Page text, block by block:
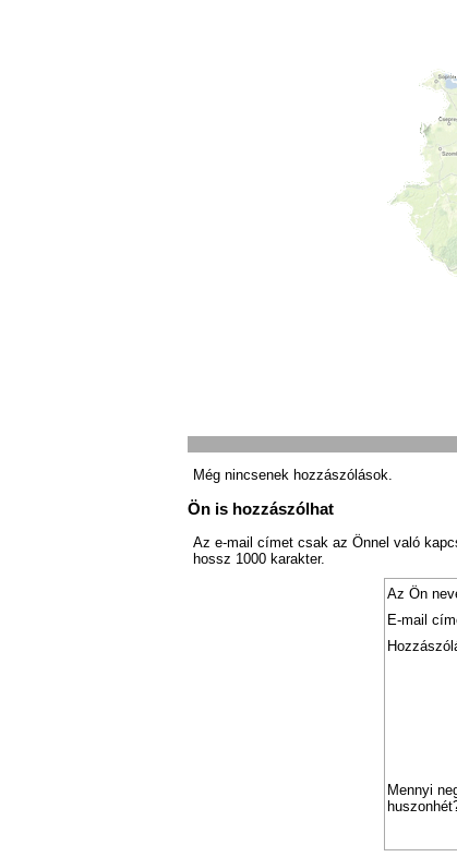
Még nincsenek hozzászólások.
Ön is hozzászólhat
Az e-mail címet csak az Önnel való
hossz 1000 karakter.
Az Ön
E-mail
Mennyi